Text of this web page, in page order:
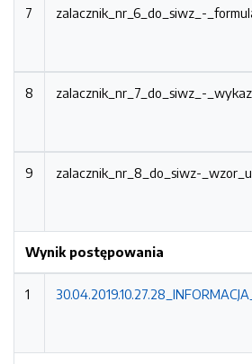
7 zalacznik_nr_6_do_siwz_-
8 zalacznik_nr_7_do_siwz_-
9 zalacznik_nr_8_do_siwz-
Wynik postępowania
1